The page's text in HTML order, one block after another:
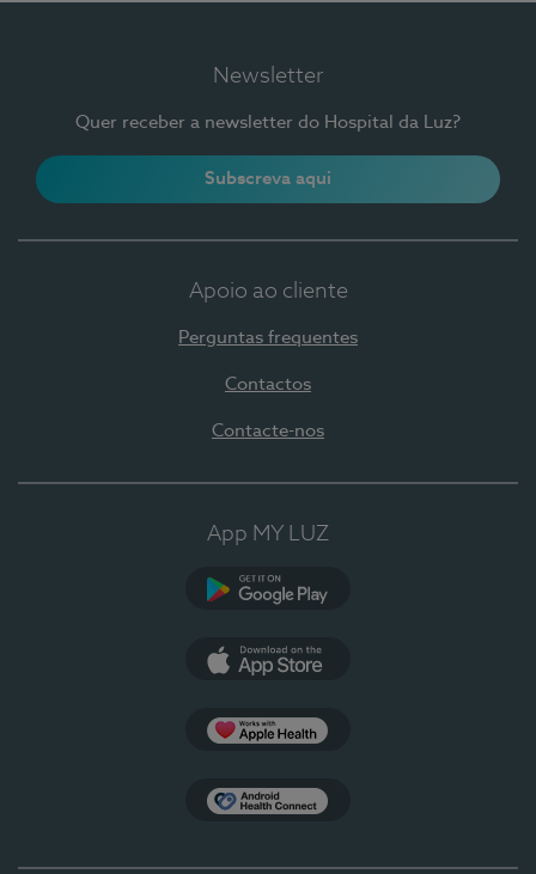
Newsletter
Quer receber a newsletter do Hospital da Luz?
Subscreva aqui
Apoio ao cliente
Perguntas frequentes
Contactos
Contacte-nos
App MY LUZ